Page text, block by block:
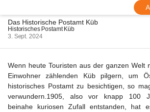
Das Historische Postamt Küb
Historisches Postamt Küb
3. Sept. 2024
Wenn heute Touristen aus der ganzen Welt
Einwohner zählenden Küb pilgern, um
historisches Postamt zu besichtigen, so
verwundern.1905, also vor knapp 100
beinahe kuriosen Zufall entstanden, hat